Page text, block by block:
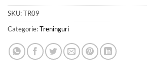
SKU:TR09
Categorie:Treninguri